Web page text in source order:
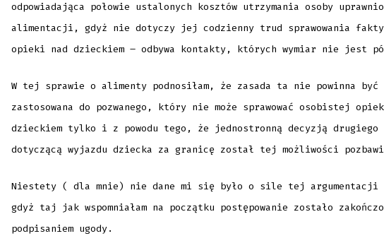
odpowiadająca połowie ustalonych kosztów utrzymania osoby
alimentacji, gdyż nie dotyczy jej codzienny trud sprawowania
opieki nad dzieckiem – odbywa kontakty, których wymiar nie jest
W tej sprawie o alimenty podnosiłam, że zasada ta nie powinna być
zastosowana do pozwanego, który nie może sprawować osobistej
dzieckiem tylko i z powodu tego, że jednostronną decyzją drugiego
dotyczącą wyjazdu dziecka za granicę został tej możliwości
Niestety ( dla mnie) nie dane mi się było o sile tej argumentacji
gdyż taj jak wspomniałam na początku postępowanie zostało
podpisaniem ugody.